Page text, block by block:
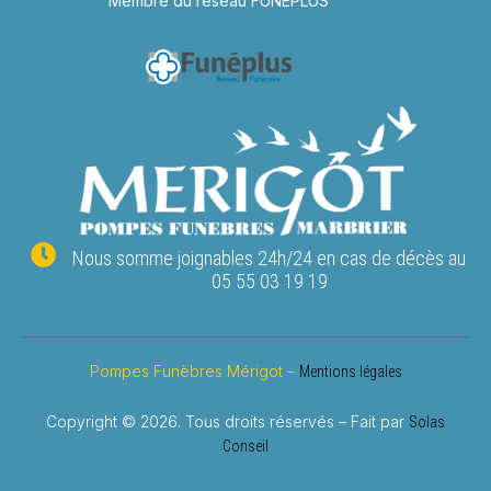
Nous somme joignables 24h/24 en cas de décès au
05 55 03 19 19
Pompes Funèbres Mérigot – Mentions légales
Copyright © 2026. Tous droits réservés – Fait par Solas
Conseil